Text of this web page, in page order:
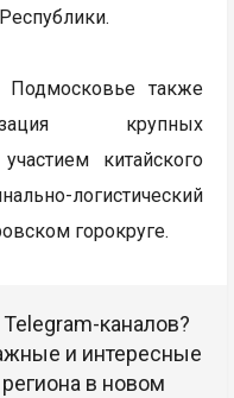
также
крупных
китайского
логистический
горокруге.
каналов?
и интересные
в новом